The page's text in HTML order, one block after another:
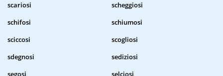
scariosi
scheggiosi
schifosi
schiumosi
sciccosi
scogliosi
sdegnosi
sediziosi
segosi
selciosi